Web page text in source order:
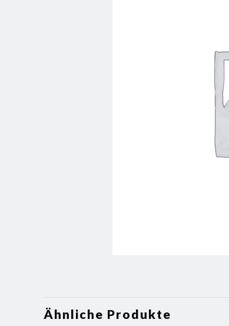
Ähnliche Produkte